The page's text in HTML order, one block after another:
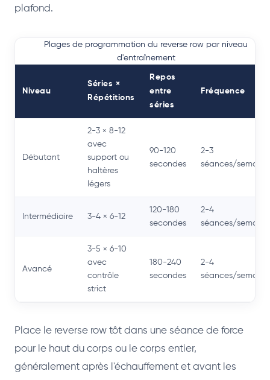
plafond.
Plages de programmation du reverse row par niveau
d'entraînement
Niveau
Séries ×
Répétitions
Repos
entre
séries
Fréquence
Débutant
2-3 × 8-12
avec
support ou
haltères
légers
90-120
secondes
2-3
séances/semaine
Intermédiaire 3-4 × 6-12
120-180
secondes
2-4
séances/semaine
Avancé
3-5 × 6-10
avec
contrôle
strict
180-240
secondes
2-4
séances/semaine
Place le reverse row tôt dans une séance de force
pour le haut du corps ou le corps entier,
généralement après l'échauffement et avant les